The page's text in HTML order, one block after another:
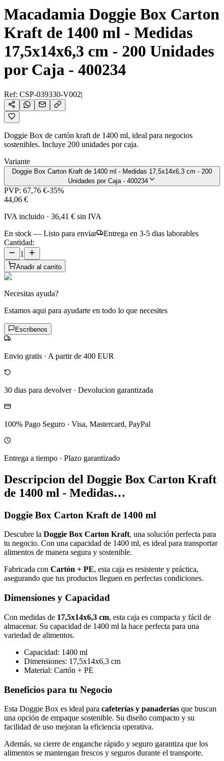
Macadamia Doggie Box Carton
Kraft de 1400 ml - Medidas
17,5x14x6,3 cm - 200 Unidades
por Caja - 400234
Ref: CSP-039330-V002|
Doggie Box de cartón kraft de 1400 ml, ideal para negocios
sostenibles. Incluye 200 unidades por caja.
Variante
Doggie Box Carton Kraft de 1400 ml - Medidas 17,5x14x6,3 cm - 200
Unidades por Caja - 400234
PVP: 67,76 €-35%
44,06 €
IVA incluido · 36,41 € sin IVA
En stock — Listo para enviar
Entrega en 3-5 dias laborables
Cantidad:
1
Anadir al carrito
Necesitas ayuda?
Estamos aqui para ayudarte en todo lo que necesites
Escribenos
Envio gratis · A partir de 400 EUR
30 dias para devolver· Devolucion garantizada
100% Pago Seguro · Visa, Mastercard, PayPal
Entrega a tiempo · Plazo garantizado
Descripcion del Doggie Box Carton Kraft
de 1400 ml - Medidas…
Doggie Box Carton Kraft de 1400 ml
Descubre la Doggie Box Carton Kraft, una solución perfecta para
tu negocio. Con una capacidad de 1400 ml, es ideal para transportar
alimentos de manera segura y sostenible.
Fabricada con Cartón + PE, esta caja es resistente y práctica,
asegurando que tus productos lleguen en perfectas condiciones.
Dimensiones y Capacidad
Con medidas de 17,5x14x6,3 cm, esta caja es compacta y fácil de
almacenar. Su capacidad de 1400 ml la hace perfecta para una
variedad de alimentos.
Capacidad: 1400 ml
Dimensiones: 17,5x14x6,3 cm
Material: Cartón + PE
Beneficios para tu Negocio
Esta Doggie Box es ideal para cafeterías y panaderías que buscan
una opción de empaque sostenible. Su diseño compacto y su
facilidad de uso mejoran la eficiencia operativa.
Además, su cierre de enganche rápido y seguro garantiza que los
alimentos se mantengan frescos y seguros durante el transporte.